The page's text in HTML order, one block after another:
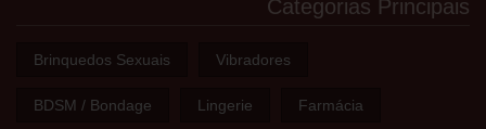
Categorias Principais
Brinquedos Sexuais Vibradores
BDSM / Bondage Lingerie Farmácia